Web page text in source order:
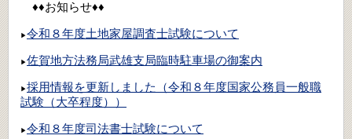
♦♦お知らせ♦♦
▶令和８年度土地家屋調査士試験について
▶佐賀地方法務局武雄支局臨時駐車場の御案内
▶採用情報を更新しました（令和８年度国家公務員一般職
試験（大卒程度））
▶令和８年度司法書士試験について